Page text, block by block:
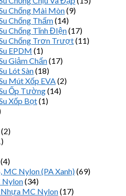
Chống Mài Mòn(9)
Chống Thấm(14)
Chống Tĩnh ĐIện(17)
Chống Trơn Trượt(11)
EPDM (1)
Giảm Chấn(17)
Lót Sàn(18)
Mút Xốp EVA(2)
Ốp Tường(14)
Xốp Bọt(1)
(2)
(4)
MC Nylon (PA Xanh)(69)
Nylon(34)
Nhựa MC Nylon(17)